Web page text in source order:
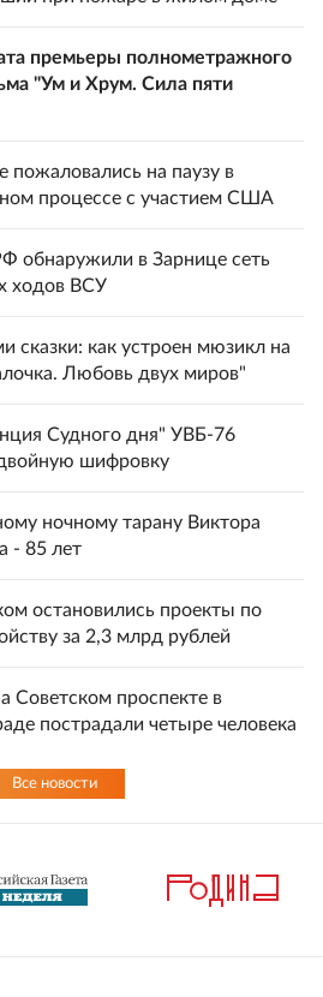
премьеры полнометражного
"Ум и Хрум. Сила пяти
пожаловались на паузу в
процессе с участием США
обнаружили в Зарнице сеть
ходов ВСУ
сказки: как устроен мюзикл на
Любовь двух миров"
Судного дня" УВБ-76
шифровку
ночному тарану Виктора
- 85 лет
остановились проекты по
за 2,3 млрд рублей
Советском проспекте в
пострадали четыре человека
Все новости